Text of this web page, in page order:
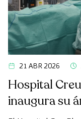
21 ABR 2026
Hospital
inaugura su